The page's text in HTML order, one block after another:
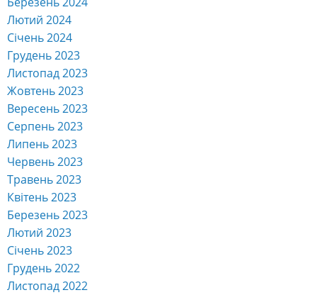
Лютий 2024
Січень 2024
Грудень 2023
Листопад 2023
Жовтень 2023
Вересень 2023
Серпень 2023
Липень 2023
Червень 2023
Травень 2023
Квітень 2023
Березень 2023
Лютий 2023
Січень 2023
Грудень 2022
Листопад 2022